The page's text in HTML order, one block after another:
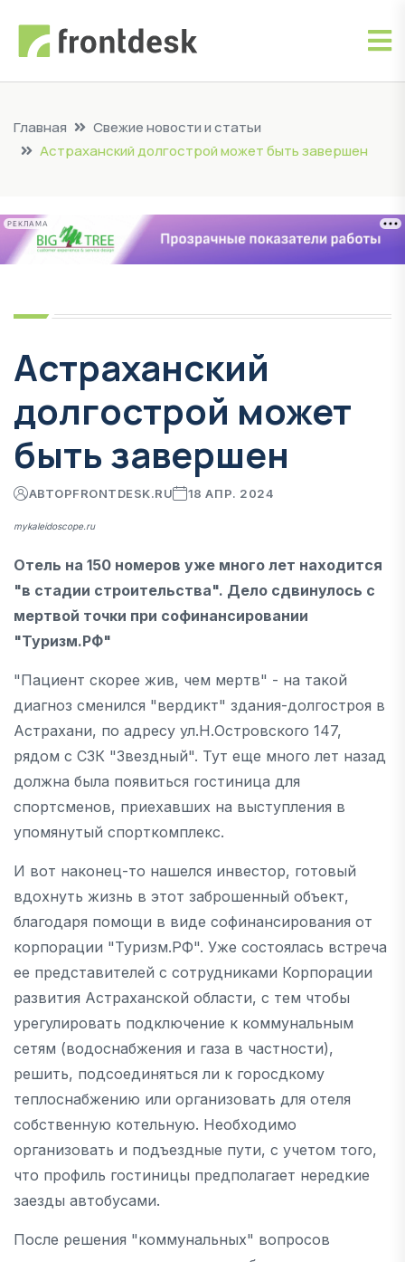
Главная
Свежие новости и статьи
Астраханский долгострой может быть завершен
РЕКЛАМА
Астраханский
долгострой может
быть завершен
АВТОРFRONTDESK.RU 18 АПР. 2024
mykaleidoscope.ru
Отель на 150 номеров уже много лет находится
"в стадии строительства". Дело сдвинулось с
мертвой точки при софинансировании
"Туризм.РФ"
"Пациент скорее жив, чем мертв" - на такой
диагноз сменился "вердикт" здания-долгостроя в
Астрахани, по адресу ул.Н.Островского 147,
рядом с СЗК "Звездный". Тут еще много лет назад
должна была появиться гостиница для
спортсменов, приехавших на выступления в
упомянутый спорткомплекс.
И вот наконец-то нашелся инвестор, готовый
вдохнуть жизнь в этот заброшенный объект,
благодаря помощи в виде софинансирования от
корпорации "Туризм.РФ". Уже состоялась встреча
ее представителей с сотрудниками Корпорации
развития Астраханской области, с тем чтобы
урегулировать подключение к коммунальным
сетям (водоснабжения и газа в частности),
решить, подсоединяться ли к горосдкому
теплоснабжению или организовать для отеля
собственную котельную. Необходимо
организовать и подъездные пути, с учетом того,
что профиль гостиницы предполагает нередкие
заезды автобусами.
После решения "коммунальных" вопросов